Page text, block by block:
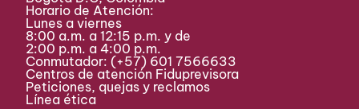
Horario de Atención:
Lunes a viernes
8:00 a.m. a 12:15 p.m. y de
2:00 p.m. a 4:00 p.m.
Conmutador: (+57) 601 7566633
Centros de atención Fiduprevisora
Peticiones, quejas y reclamos
Línea ética